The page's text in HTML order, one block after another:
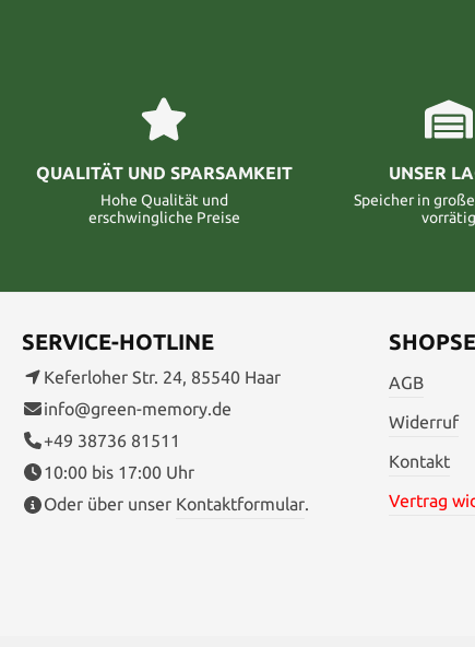
QUALITÄT UND SPARSAMKEIT
Hohe Qualität und
erschwingliche Preise
UNSER
Speicher in
vorrätig
SERVICE-HOTLINE
Keferloher Str. 24, 85540 Haar
info@green-memory.de
+49 38736 81511
10:00 bis 17:00 Uhr
Oder über unser Kontaktformular.
AGB
Widerruf
Kontakt
Vertrag